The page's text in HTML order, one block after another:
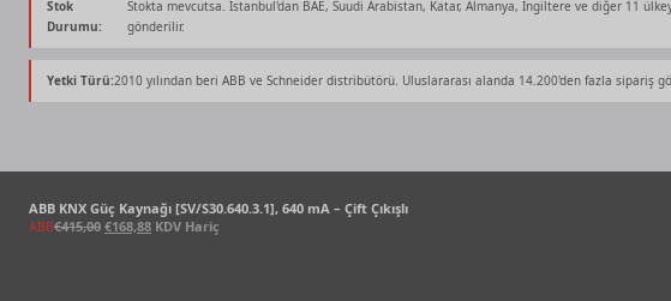
€168,88.
Stok
Durumu:
Stokta mevcutsa. İstanbul'dan BAE, Suudi Arabistan, Katar, Almanya, İngiltere ve diğer 11
gönderilir.
Yetki Türü:2010 yılından beri ABB ve Schneider distribütörü. Uluslararası alanda 14.200'den fazla sipariş
ABB KNX Güç Kaynağı [SV/S30.640.3.1], 640 mA – Çift Çıkışlı
ABB€415,00 Orijinal
€168,88ŞuKDV Hariç